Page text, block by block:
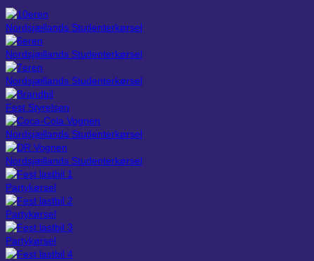
Nordsjællands Studenterkørsel
Nordsjællands Studenterkørsel
Nordsjællands Studenterkørsel
Fest Styrelsen
Nordsjællands Studenterkørsel
Nordsjællands Studenterkørsel
Partykørsel
Partykørsel
Partykørsel